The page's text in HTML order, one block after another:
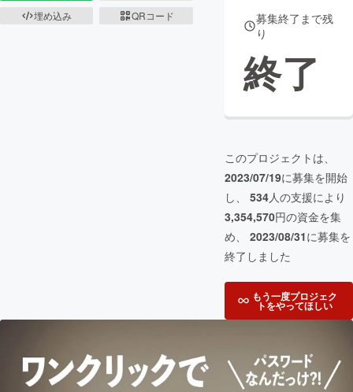
埋め込み
QRコード
募集終了まで残
り
終了
このプロジェクトは、
2023/07/19に募集を開始
し、 534人の支援により
3,354,570円の資金を集
め、 2023/08/31に募集を
終了しました
もう一度プロジェク
トをやってほしい